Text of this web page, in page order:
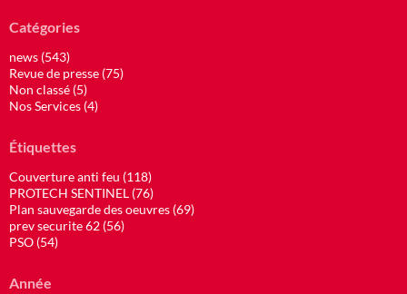
Catégories
news (543)
Revue de presse (75)
Non classé (5)
Nos Services (4)
Étiquettes
Couverture anti feu (118)
PROTECH SENTINEL (76)
Plan sauvegarde des oeuvres (69)
prev securite 62 (56)
PSO (54)
Année